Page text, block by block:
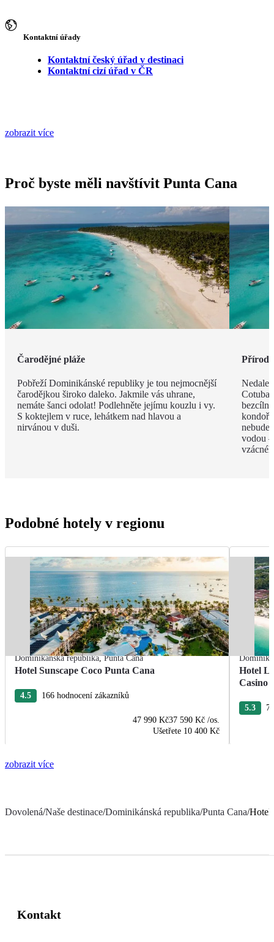
Kontaktní úřady
Kontaktní český úřad v destinaci
Kontaktní cizí úřad v ČR
zobrazit více
Proč byste měli navštívit Punta Cana
Čarodějné pláže
Pobřeží Dominikánské republiky je tou nejmocnější
čarodějkou široko daleko. Jakmile vás uhrane,
nemáte šanci odolat! Podlehněte jejímu kouzlu i vy.
S koktejlem v ruce, lehátkem nad hlavou a
nirvánou v duši.
vodou
Podobné hotely v regionu
Dominikánská republika,Punta Cana
Hotel Sunscape Coco Punta Cana
4.5 166 hodnocení zákazníků
47 990 Kč37 590 Kč /os.
Ušetřete 10 400 Kč
Hotel
Casino
5.3
zobrazit více
Dovolená/Naše destinace/Dominikánská republika/Punta Cana/Hotel
Kontakt